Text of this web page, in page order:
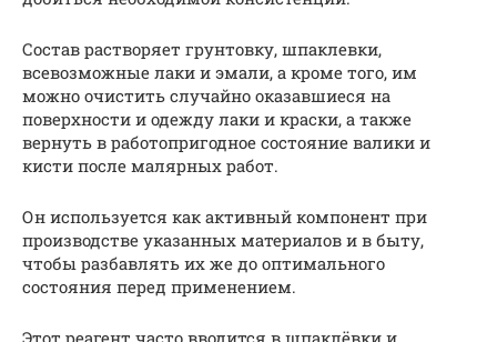
Состав растворяет грунтовку, шпаклевки,
всевозможные лаки и эмали, а кроме того, им
можно очистить случайно оказавшиеся на
поверхности и одежду лаки и краски, а также
вернуть в работопригодное состояние валики и
кисти после малярных работ.
Он используется как активный компонент при
производстве указанных материалов и в быту,
чтобы разбавлять их же до оптимального
состояния перед применением.